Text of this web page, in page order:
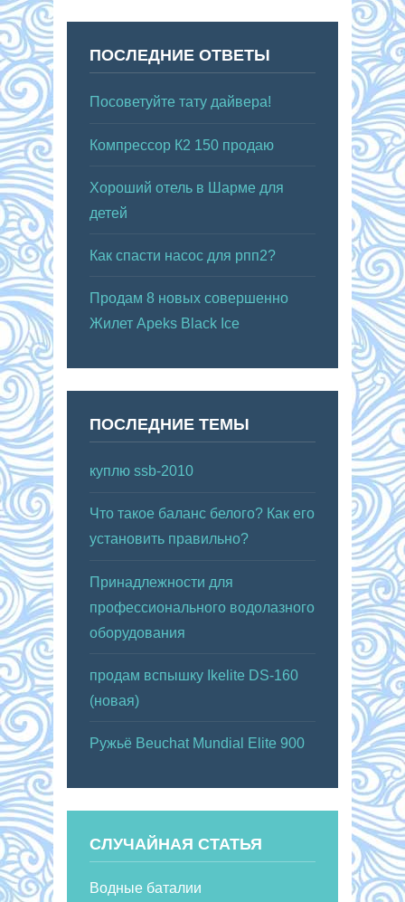
ПОСЛЕДНИЕ ОТВЕТЫ
Посоветуйте тату дайвера!
Компрессор К2 150 продаю
Хороший отель в Шарме для
детей
Как спасти насос для рпп2?
Продам 8 новых совершенно
Жилет Apeks Black Ice
ПОСЛЕДНИЕ ТЕМЫ
куплю ssb-2010
Что такое баланс белого? Как его
установить правильно?
Принадлежности для
профессионального водолазного
оборудования
продам вспышку Ikelite DS-160
(новая)
Ружьё Beuchat Mundial Elite 900
СЛУЧАЙНАЯ СТАТЬЯ
Водные баталии